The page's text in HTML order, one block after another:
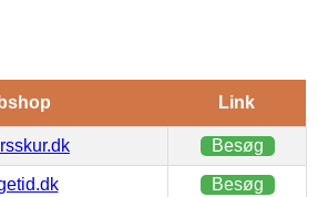
Link
Besøg
Besøg